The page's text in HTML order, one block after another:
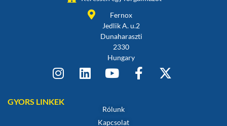
Fernox
Jedlik A. u.2
Dunaharaszti
2330
Hungary
GYORS LINKEK
Rólunk
Kapcsolat